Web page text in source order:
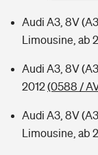
Audi A3, 8V
Limousine, ab
Audi A3, 8V
2012(0588 /
Audi A3, 8V
Limousine, ab